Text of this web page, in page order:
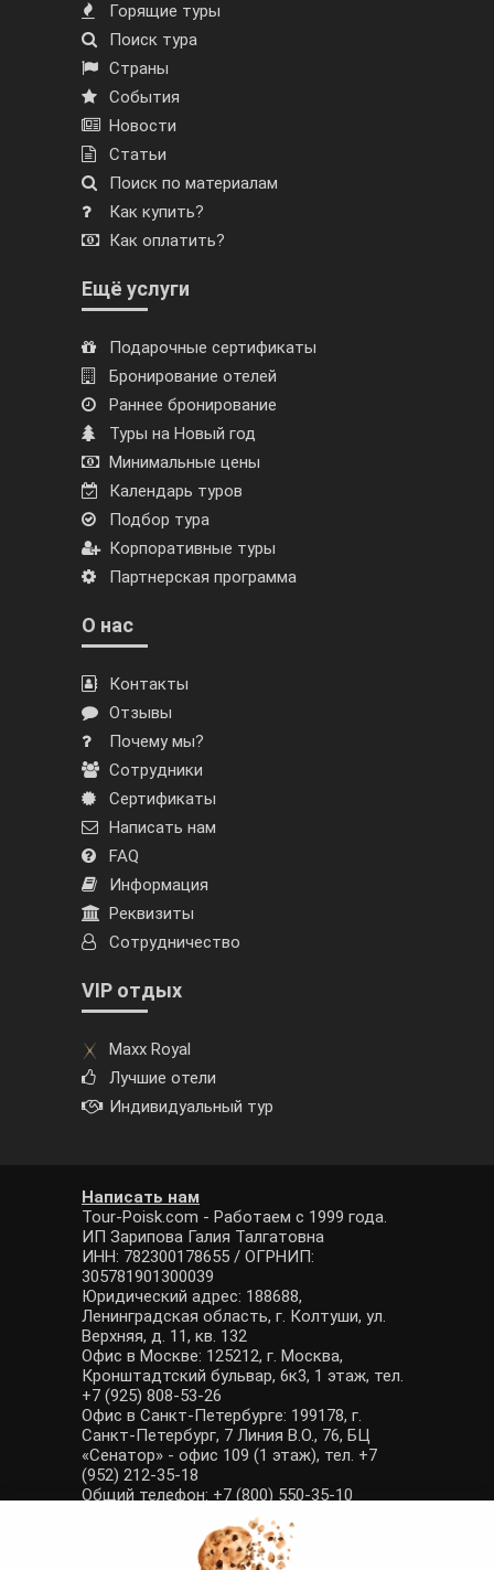
Горящие туры
Поиск тура
Страны
События
Новости
Статьи
Поиск по материалам
Как купить?
Как оплатить?
Ещё услуги
Подарочные сертификаты
Бронирование отелей
Раннее бронирование
Туры на Новый год
Минимальные цены
Календарь туров
Подбор тура
Корпоративные туры
Партнерская программа
О нас
Контакты
Отзывы
Почему мы?
Сотрудники
Сертификаты
Написать нам
FAQ
Информация
Реквизиты
Сотрудничество
VIP отдых
Maxx Royal
Лучшие отели
Индивидуальный тур
Написать нам
Tour-Poisk.com - Работаем с 1999 года.
ИП Зарипова Галия Талгатовна
ИНН: 782300178655 / ОГРНИП:
305781901300039
Юридический адрес: 188688,
Ленинградская область, г. Колтуши, ул.
Верхняя, д. 11, кв. 132
Офис в Москве: 125212, г. Москва,
Кронштадтский бульвар, 6к3, 1 этаж, тел.
+7 (925) 808-53-26
Офис в Санкт-Петербурге: 199178, г.
Санкт-Петербург, 7 Линия В.О., 76, БЦ
«Сенатор» - офис 109 (1 этаж), тел. +7
(952) 212-35-18
Общий телефон: +7 (800) 550-35-10
E-mail: manager@tour-poisk.com (общие
вопросы), admin@tour-poisk.com (жалобы)
Номер в Общероссийском реестре